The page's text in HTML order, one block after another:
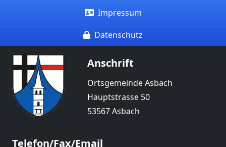
Impressum
Datenschutz
Anschrift
Ortsgemeinde Asbach
Hauptstrasse 50
53567 Asbach
Telefon/Fax/Email